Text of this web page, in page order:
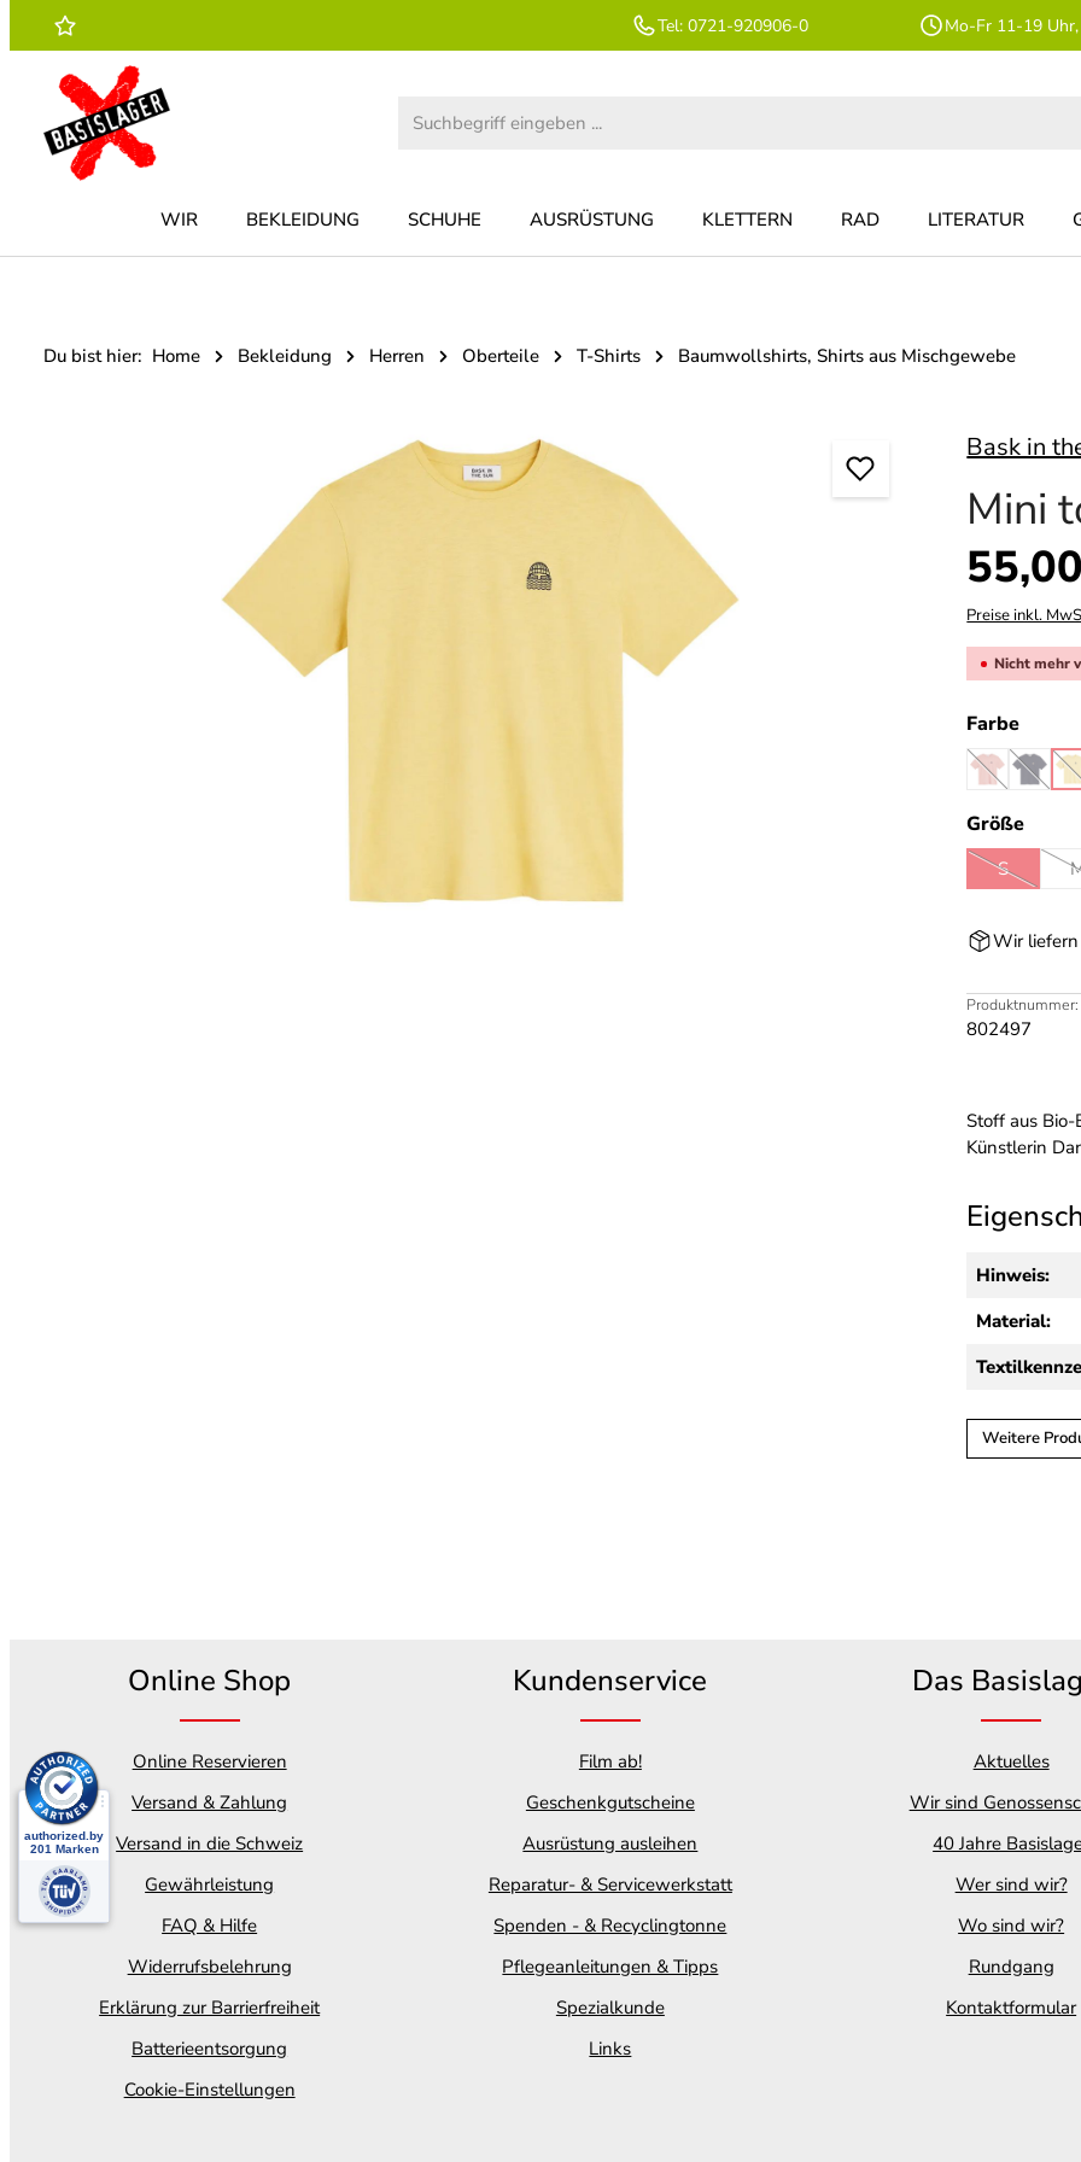
Hauptinhalt springen
Zur Suche springen
Zur Hauptnavigation springen Tel: 0721-920906-0 Mo-Fr 11-19
WIR BEKLEIDUNG SCHUHE AUSRÜSTUNG KLETTERN RAD LITERATUR
Du bist hier: Home Bekleidung Herren Oberteile T-Shirts Baumwollshirts, Shirts aus Mischgewebe
Bask in
Mini
Regulärer Preis:
Preise inkl.
Nicht mehr
Farbe
flamingo
(Diese(Diese
Größe
S
(Diese
Wir
Produktnummer:
802497
Stoff aus
Künstlerin
Hinweis:
Material:
Weitere
Online Shop
Online Reservieren
Versand & Zahlung
Versand in die Schweiz
Gewährleistung
FAQ & Hilfe
Widerrufsbelehrung
Erklärung zur Barrierfreiheit
Batterieentsorgung
Cookie-Einstellungen
Kundenservice
Film ab!
Geschenkgutscheine
Ausrüstung ausleihen
Reparatur- & Servicewerkstatt
Spenden - & Recyclingtonne
Pflegeanleitungen & Tipps
Spezialkunde
Links
Das
Aktuelles
Wir sind
40 Jahre
Wer sind wir?
Wo sind wir?
Rundgang
Kontaktformular